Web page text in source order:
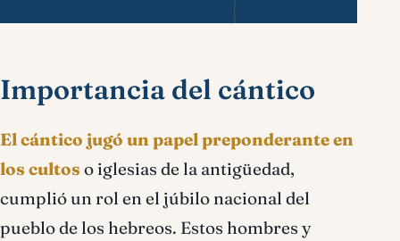
Importancia del cántico
El cántico jugó un papel preponderante en
los cultos o iglesias de la antigüedad,
cumplió un rol en el júbilo nacional del
pueblo de los hebreos. Estos hombres y